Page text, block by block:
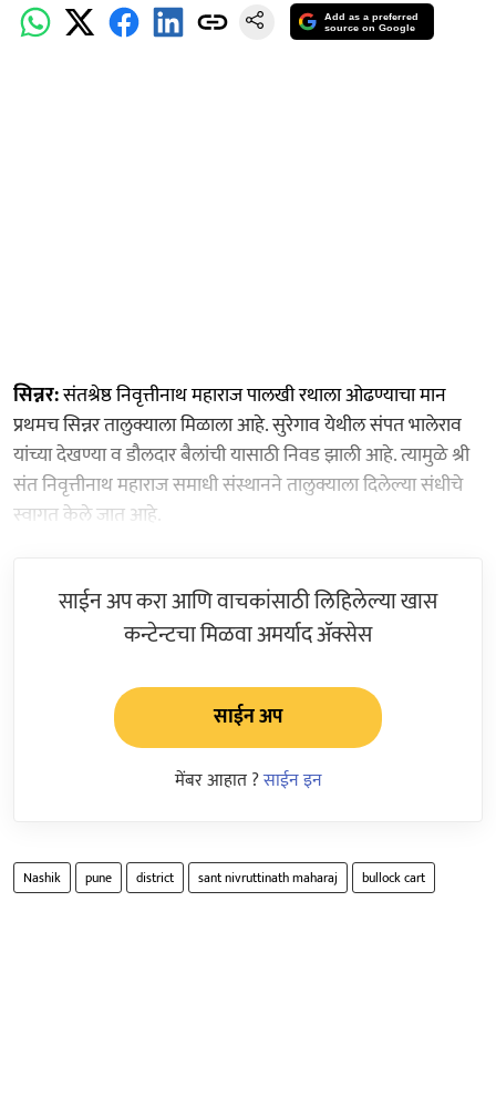
Add as a preferred
source on Google
सिन्नर:संतश्रेष्ठ निवृत्तीनाथ महाराज पालखी रथाला ओढण्याचा मान
प्रथमच सिन्नर तालुक्याला मिळाला आहे. सुरेगाव येथील संपत भालेराव
यांच्या देखण्या व डौलदार बैलांची यासाठी निवड झाली आहे. त्यामुळे श्री
संत निवृत्तीनाथ महाराज समाधी संस्थानने तालुक्याला दिलेल्या संधीचे
स्वागत केले जात आहे.
साईन अप करा आणि वाचकांसाठी लिहिलेल्या खास
कन्टेन्टचा मिळवा अमर्याद ॲक्सेस
साईन अप
मेंबर आहात ?साईन इन
Nashik pune district sant nivruttinath maharaj bullock cart